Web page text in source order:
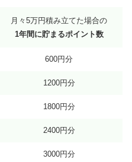
月々5万円積み立てた場合の
1年間に貯まるポイント数
600円分
1200円分
1800円分
2400円分
3000円分